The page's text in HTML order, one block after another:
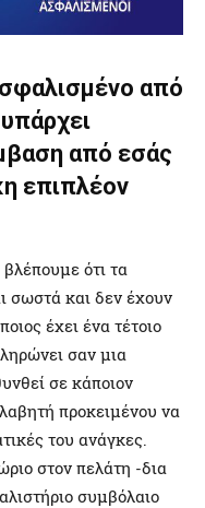
από
από εσάς
επιπλέον
ότι τα
σωστά και δεν έχουν
έχει ένα τέτοιο
σαν μια
σε κάποιον
προκειμένου να
του ανάγκες.
στον πελάτη -δια
συμβόλαιο